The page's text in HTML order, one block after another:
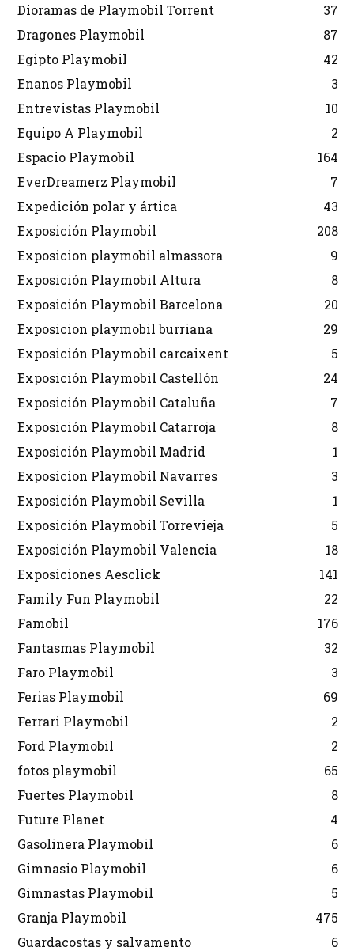
Dioramas de Playmobil Torrent
37
Dragones Playmobil
87
Egipto Playmobil
42
Enanos Playmobil
3
Entrevistas Playmobil
10
Equipo A Playmobil
2
Espacio Playmobil
164
EverDreamerz Playmobil
7
Expedición polar y ártica
43
Exposición Playmobil
208
Exposicion playmobil almassora
9
Exposición Playmobil Altura
8
Exposición Playmobil Barcelona
20
Exposicion playmobil burriana
29
Exposición Playmobil carcaixent
5
Exposición Playmobil Castellón
24
Exposición Playmobil Cataluña
7
Exposición Playmobil Catarroja
8
Exposición Playmobil Madrid
1
Exposicion Playmobil Navarres
3
Exposición Playmobil Sevilla
1
Exposición Playmobil Torrevieja
5
Exposición Playmobil Valencia
18
Exposiciones Aesclick
141
Family Fun Playmobil
22
Famobil
176
Fantasmas Playmobil
32
Faro Playmobil
3
Ferias Playmobil
69
Ferrari Playmobil
2
Ford Playmobil
2
fotos playmobil
65
Fuertes Playmobil
8
Future Planet
4
Gasolinera Playmobil
6
Gimnasio Playmobil
6
Gimnastas Playmobil
5
Granja Playmobil
475
Guardacostas y salvamento
6